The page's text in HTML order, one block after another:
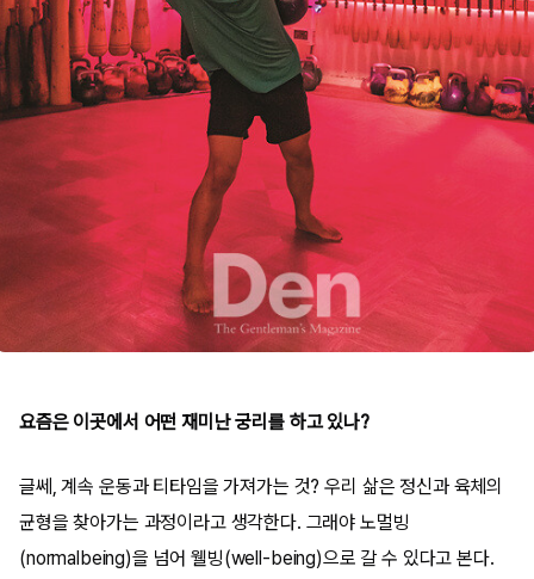
요즘은 이곳에서 어떤 재미난 궁리를 하고 있나?
글쎄, 계속 운동과 티타임을 가져가는 것? 우리 삶은 정신과 육체의
균형을 찾아가는 과정이라고 생각한다. 그래야 노멀빙
(normalbeing)을 넘어 웰빙(well-being)으로 갈 수 있다고 본다.